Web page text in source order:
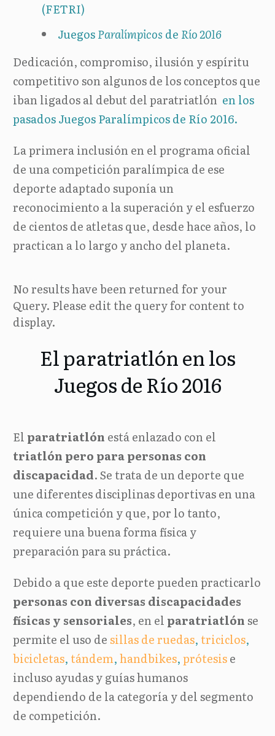
(FETRI)
JuegosParalímpicos de Río 2016
Dedicación, compromiso, ilusión y espíritu
competitivo son algunos de los conceptos que
iban ligados al debut del paratriatlón en los
pasados Juegos Paralímpicos de Río 2016.
La primera inclusión en el programa oficial
de una competición paralímpica de ese
deporte adaptado suponía un
reconocimiento a la superación y el esfuerzo
de cientos de atletas que, desde hace años, lo
practican a lo largo y ancho del planeta.
No results have been returned for your
Query. Please edit the query for content to
display.
El paratriatlón en los
Juegos de Río 2016
El paratriatlón está enlazado con el
triatlón pero para personas con
discapacidad. Se trata de un deporte que
une diferentes disciplinas deportivas en una
única competición y que, por lo tanto,
requiere una buena forma física y
preparación para su práctica.
Debido a que este deporte pueden practicarlo
personas con diversas discapacidades
físicas y sensoriales, en el paratriatlón se
permite el uso desillas de ruedas, triciclos,
bicicletas, tándem,handbikes,prótesise
incluso ayudas y guías humanos
dependiendo de la categoría y del segmento
de competición.